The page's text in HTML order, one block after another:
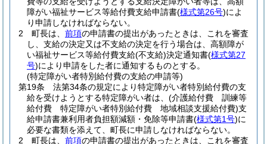
障がい福祉サービス等給付費支給申請書(様式第26号)によ
り申請しなければならない。
2
町長は、 前項の申請書の提出があったときは、これを審査
し、支給の決定又は不支給の決定を行う場合は、高額障が
い福祉サービス等給付費支給(不支給)決定通知書(様式第27
号)により申請をした者に通知するものとする。
(特定障がい者特別給付費の支給の申請等)
第19条
法第34条の規定により特定障がい者特別給付費の支
給を受けようとする特定障がい者は、 (介護給付費 訓練等
給付費 特定障がい者特別給付費 地域相談支援給付費)支
給申請書兼利用者負担額減額・免除等申請書(様式第1号)に
必要な書類を添えて、町長に申請しなければならない。
2
町長は、 前項の申請書の提出があったときは、これを審査